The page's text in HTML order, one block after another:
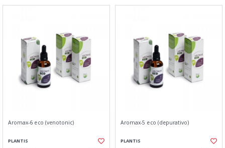
Aromax-6 eco (venotonic)
PLANTIS
Aromax-5 eco (depurativo)
PLANTIS